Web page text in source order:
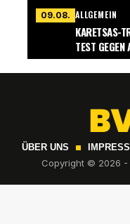
09.08. ALLGEMEIN
KARETSAS-
TEST GEGEN
ÜBER UNS
Copyright © 2026 -